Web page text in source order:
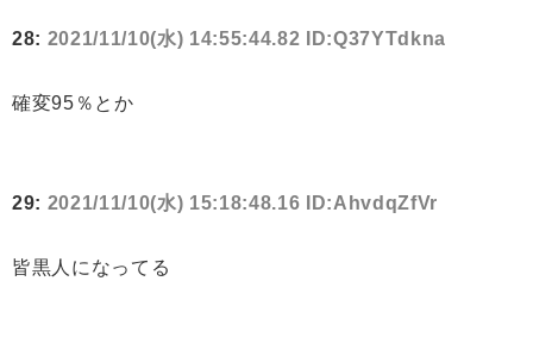
28: 2021/11/10(水) 14:55:44.82 ID:Q37YTdkna
確変95％とか
29: 2021/11/10(水) 15:18:48.16 ID:AhvdqZfVr
皆黒人になってる